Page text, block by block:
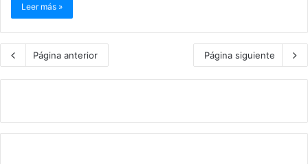
Leer más »
Página anterior Página siguiente